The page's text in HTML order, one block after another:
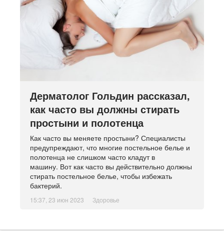
Дерматолог Гольдин рассказал,
как часто вы должны стирать
простыни и полотенца
Как часто вы меняете простыни? Специалисты
предупреждают, что многие постельное белье и
полотенца не слишком часто кладут в
машину. Вот как часто вы действительно должны
стирать постельное белье, чтобы избежать
бактерий.
15:37, 23 июн 2023 Здоровье